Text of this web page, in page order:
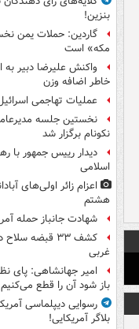
بنزین!
گاردین: حملات یمن
مکه» است
واکنش علیرضا دبیر
خاطر اضافه وزن
عملیات تهاجمی
نخستین جلسه
نکونام برگزار شد
دیدار رییس جمهور با
اسلامی
اعزام زائر اولی‌های
هشتم
شهادت جانباز حمله
کشف ۳۳ قبضه
غربی
امیر جهانشاهی: پای
باز شود آن را قطع می‌کنیم
رسوایی دیپلماسی
بلاگر آمریکایی!